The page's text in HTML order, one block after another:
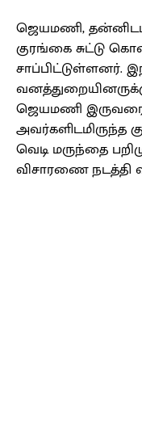
ஜெயமணி, தன்னிடம்
குரங்கை சுட்டு
சாப்பிட்டுள்ளனர்.
ஜெயமணி
அவர்களிடமிருந்த
வெடி மருந்தை
விசாரணை நடத்தி